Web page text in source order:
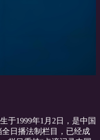
于1999年1月2日，是中国
日播法制栏目，已经成